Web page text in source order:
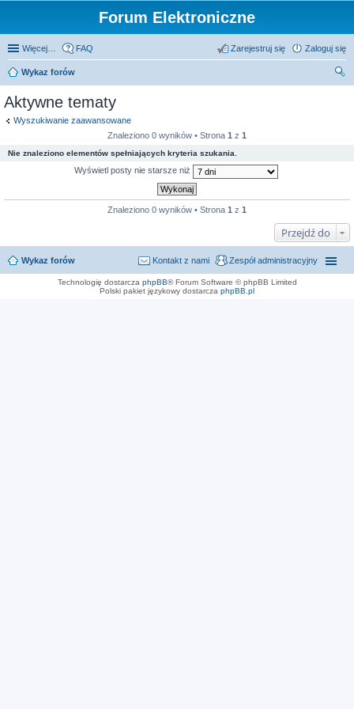
Forum Elektroniczne
Więcej… FAQ Zaloguj się
Zarejestruj się
Wykaz forów
Aktywne tematy
Wyszukiwanie zaawansowane
Znaleziono 0 wyników • Strona 1 z 1
Nie znaleziono elementów spełniających kryteria szukania.
Wyświetl posty nie starsze niż
Znaleziono 0 wyników • Strona 1 z 1
Przejdź do
Wykaz forów Zespół administracyjny
Kontakt z nami
Technologię dostarcza phpBB® Forum Software © phpBB Limited
Polski pakiet językowy dostarcza phpBB.pl